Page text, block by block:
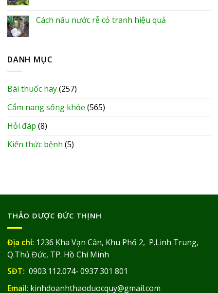
Cách nấu nước rễ cỏ tranh hiệu quả
DANH MỤC
Bài thuốc hay(257)
Cẩm nang sống khỏe (565)
Hỏi đáp (8)
Kiến thức bệnh (5)
THẢO DƯỢC ĐỨC THỊNH
Địa chỉ: 1236 Kha Vạn Cân, Khu Phố 2, P.Linh Trung,
Q.Thủ Đức, TP. Hồ Chí Minh
SĐT: 0903.112.074- 0937 301 801
Email: kinhdoanhthaoduocquy@gmail.com